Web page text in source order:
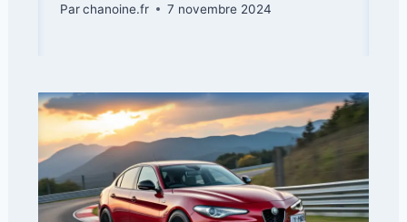
Parchanoine.fr 7 novembre 2024